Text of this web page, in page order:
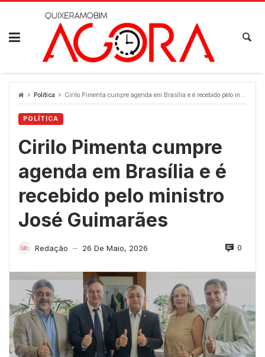
Skip
Política Cirilo Pimenta cumpre agenda em Brasília e é recebido pelo ministro José Guimarães
POLÍTICA
Cirilo Pimenta cumpre
agenda em Brasília e é
recebido pelo ministro
José Guimarães
Redação — 26 De Maio, 2026 0